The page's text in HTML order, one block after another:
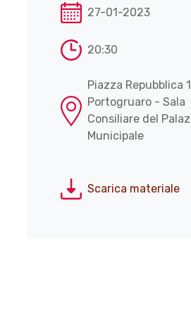
27-01-2023
20:30
Piazza Repubblica 1
Portogruaro - Sala
Consiliare del
Municipale
Scarica materiale